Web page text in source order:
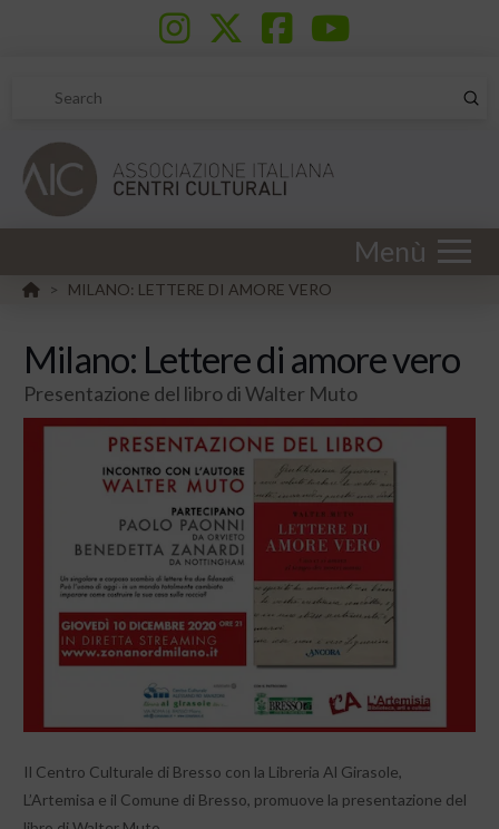
Search
Menù
HOME
> MILANO: LETTERE DI AMORE VERO
Milano: Lettere di amore vero
Presentazione del libro di Walter Muto
Il Centro Culturale di Bresso con la Libreria Al Girasole,
L’Artemisa e il Comune di Bresso, promuove la presentazione del